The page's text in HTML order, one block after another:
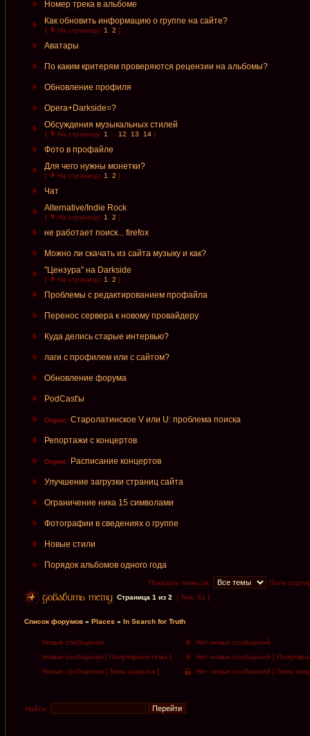
Номер трека в альбоме
Как обновить информацию о группе на сайте?
[ На страницу: 1 2 ]
Аватары
По каким критерям проверяются рецензии на альбомы?
Обновление профиля
Opera+Darkside=?
Обсуждения музыкальных стилей
[ На страницу: 1 12 13 14 ]
Фото в профайле
Для чего нужны монетки?
[ На страницу: 1 2 ]
Чат
Alternative/Indie Rock
[ На страницу: 1 2 ]
не работает поиск... firefox
Можно ли скачать из сайта музыку и как?
"Цензура" на Darkside
[ На страницу: 1 2 ]
Проблемы с редактированием профайла
Перенос сервера к новому провайдеру
Куда делись старые интервью?
лаги с профилем или с сайтом?
Обновление форума
PodCast'ы
Опрос: Старолатинское V или U: проблема поиска
Репортажи с концертов
Опрос: Расписание концертов
Улучшение загрузки страниц сайта
Ограничение ника 15 символами
Фотографии в сведениях о группе
Новые стили
Порядок альбомов одного года
Показать темы за:
Поле
Страница 1 из 2 [ Тем: 61 ]
Список форумов » Places » In Search for Truth
Новые сообщения
Нет новых сообщений
Новые сообщения [ Популярная тема ]
Нет новых сообщений [
Новые сообщения [ Тема закрыта ]
Нет новых сообщений [ Тема
Найти: